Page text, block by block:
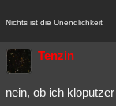
Nichts ist die Unendlichkeit
Tenzin
nein, ob ich